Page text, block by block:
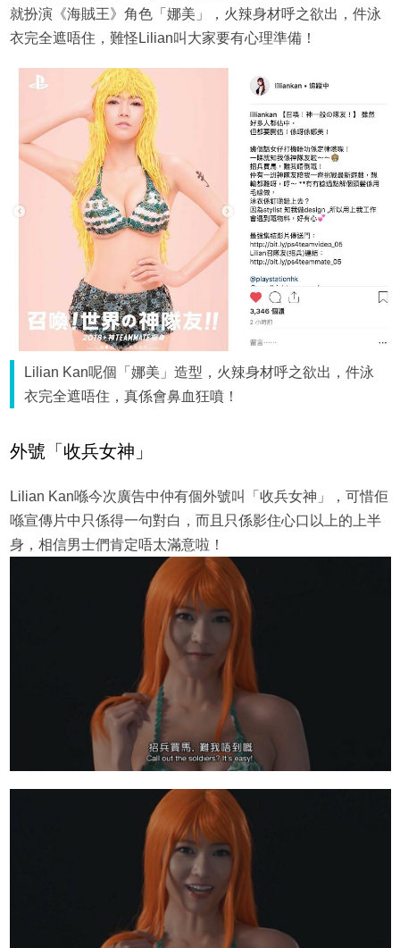
就扮演《海賊王》角色「娜美」，火辣身材呼之欲出，件泳
衣完全遮唔住，難怪Lilian叫大家要有心理準備！
Lilian Kan呢個「娜美」造型，火辣身材呼之欲出，件泳
衣完全遮唔住，真係會鼻血狂噴！
外號「收兵女神」
Lilian Kan喺今次廣告中仲有個外號叫「收兵女神」，可惜佢
喺宣傳片中只係得一句對白，而且只係影住心口以上的上半
身，相信男士們肯定唔太滿意啦！